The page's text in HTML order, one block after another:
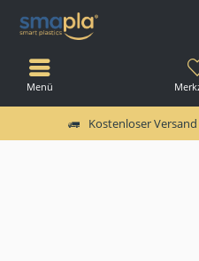
Menü
Kostenloser